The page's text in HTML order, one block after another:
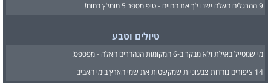
9 ההרגלים האלה ישנו לך את החיים - טיפ מספר 5 מומלץ בחום!
טיולים וטבע
מי שמטייל באילת ולא מבקר ב-6 המקומות הנהדרים האלה - מפספס!
14 ציפורים נודדות צבעוניות שמקשטות את שמי הארץ בימי האביב